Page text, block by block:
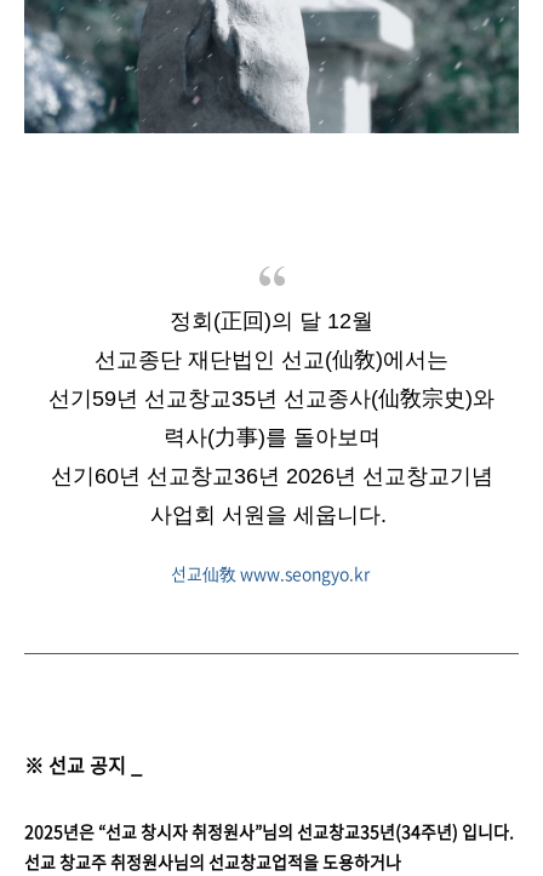
정회(正回)의 달 12월
선교종단 재단법인 선교(仙敎)에서는
선기59년 선교창교35년 선교종사(仙敎宗史)와
력사(力事)를 돌아보며
선기60년 선교창교36년 2026년 선교창교기념
사업회 서원을 세웁니다.
선교仙敎 www.seongyo.kr
※ 선교 공지 _
2025년은 “선교 창시자 취정원사”님의 선교창교35년(34주년) 입니다.
선교 창교주 취정원사님의 선교창교업적을 도용하거나